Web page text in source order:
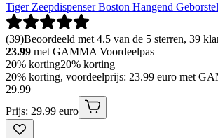
Tiger Zeepdispenser Boston Hangend
(39)Beoordeeld met 4.5 van de 5 sterren, 39
23.99 met GAMMA Voordeelpas
20% korting20% korting
20% korting, voordeelprijs: 23.99 euro met
29.99
Prijs: 29.99 euro